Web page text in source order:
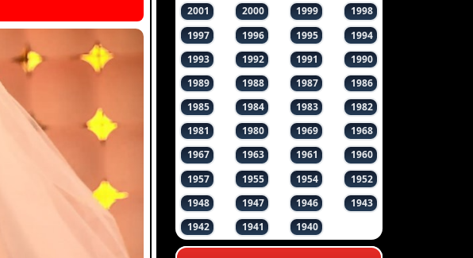
2001
2000 1999
1998
1997
1996 1995
1994
1993
1992 1991
1990
1989
1988 1987
1986
1985
1984 1983
1982
1981
1980 1969
1968
1967
1963 1961
1960
1957
1955 1954
1952
1948
1947 1946
1943
1942
1941 1940